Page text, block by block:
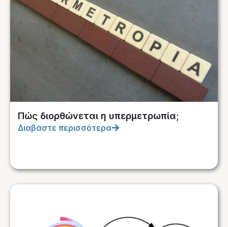
Πώς διορθώνεται η υπερμετρωπία;
Διαβάστε περισσότερα